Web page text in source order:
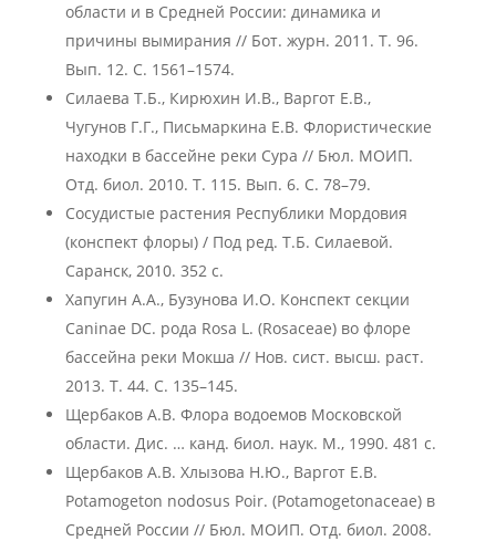
области и в Средней России: динамика и
причины вымирания // Бот. журн. 2011. Т. 96.
Вып. 12. С. 1561–1574.
Силаева Т.Б., Кирюхин И.В., Варгот Е.В.,
Чугунов Г.Г., Письмаркина Е.В. Флористические
находки в бассейне реки Сура // Бюл. МОИП.
Отд. биол. 2010. Т. 115. Вып. 6. С. 78–79.
Сосудистые растения Республики Мордовия
(конспект флоры) / Под ред. Т.Б. Силаевой.
Саранск, 2010. 352 с.
Хапугин А.А., Бузунова И.О. Конспект секции
Caninae DC. рода Rosa L. (Rosaceae) во флоре
бассейна реки Мокша // Нов. сист. высш. раст.
2013. Т. 44. С. 135–145.
Щербаков А.В. Флора водоемов Московской
области. Дис. … канд. биол. наук. М., 1990. 481 с.
Щербаков А.В. Хлызова Н.Ю., Варгот Е.В.
Potamogeton nodosus Poir. (Potamogetonaceae) в
Средней России // Бюл. МОИП. Отд. биол. 2008.